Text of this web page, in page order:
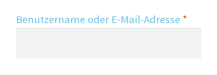
Mein Konto
Benutzername oder E-Mail-Adresse *